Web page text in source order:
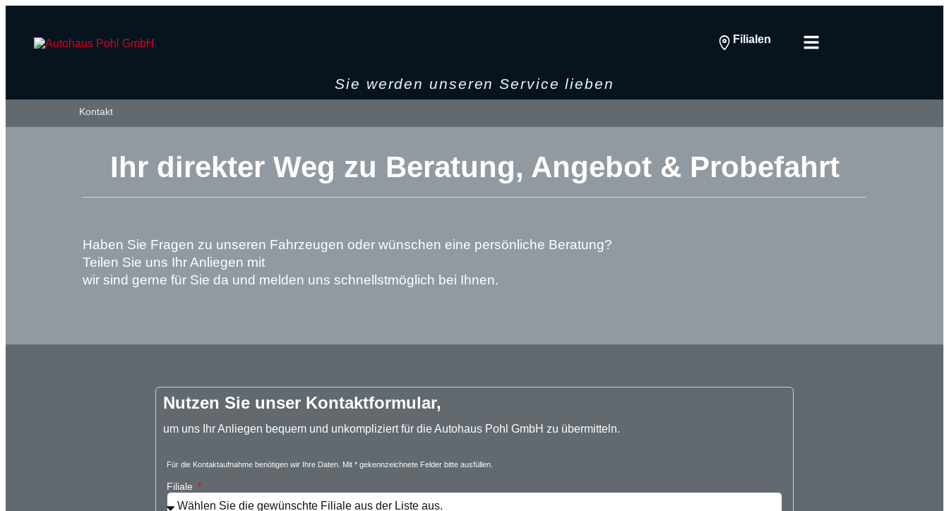
Filialen
Sie werden unseren Service lieben
Kontakt
Ihr direkter Weg zu Beratung, Angebot & Probefahrt
Haben Sie Fragen zu unseren Fahrzeugen oder wünschen eine persönliche Beratung?
Teilen Sie uns Ihr Anliegen mit
wir sind gerne für Sie da und melden uns schnellstmöglich bei Ihnen.
Nutzen Sie unser Kontaktformular,
um uns Ihr Anliegen bequem und unkompliziert für die Autohaus Pohl GmbH zu übermitteln.
Für die Kontaktaufnahme benötigen wir Ihre Daten. Mit * gekennzeichnete Felder bitte ausfüllen.
Filiale